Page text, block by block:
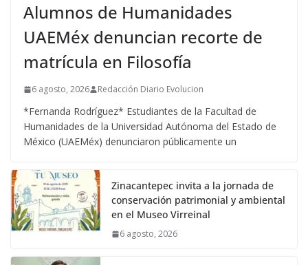
Alumnos de Humanidades
UAEMéx denuncian recorte de
matrícula en Filosofía
6 agosto, 2026 Redacción Diario Evolucion
*Fernanda Rodríguez* Estudiantes de la Facultad de
Humanidades de la Universidad Autónoma del Estado de
México (UAEMéx) denunciaron públicamente un
Zinacantepec invita a la jornada de
conservación patrimonial y ambiental
en el Museo Virreinal
6 agosto, 2026